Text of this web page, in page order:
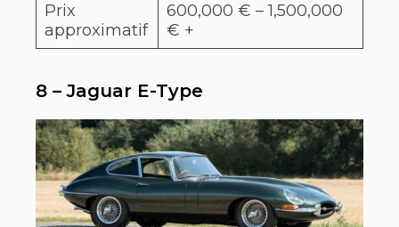
Prix
approximatif
600,000 € – 1,500,000
€ +
8 – Jaguar E-Type